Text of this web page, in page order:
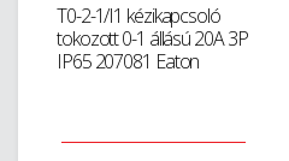
T0-2-1/I1 kézikapcsoló
tokozott 0-1 állású 20A 3P
IP65 207081 Eaton